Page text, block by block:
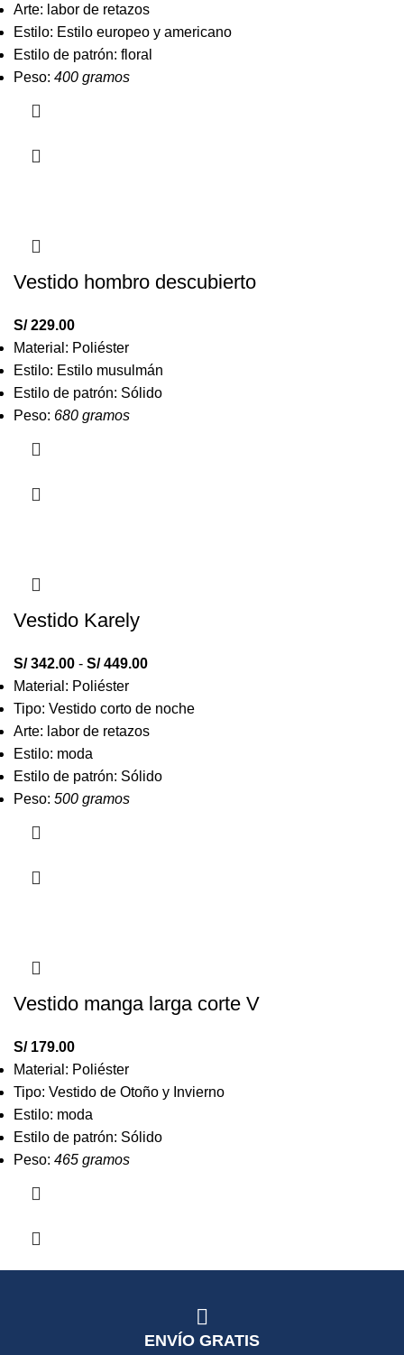
Arte: labor de retazos
Estilo: Estilo europeo y americano
Estilo de patrón: floral
Peso: 400 gramos
Vestido hombro descubierto
S/229.00
Material: Poliéster
Estilo: Estilo musulmán
Estilo de patrón: Sólido
Peso: 680 gramos
Vestido Karely
S/342.00 - S/449.00
Material: Poliéster
Tipo: Vestido corto de noche
Arte: labor de retazos
Estilo: moda
Estilo de patrón: Sólido
Peso: 500 gramos
Vestido manga larga corte V
S/179.00
Material: Poliéster
Tipo: Vestido de Otoño y Invierno
Estilo: moda
Estilo de patrón: Sólido
Peso: 465 gramos
ENVÍO GRATIS